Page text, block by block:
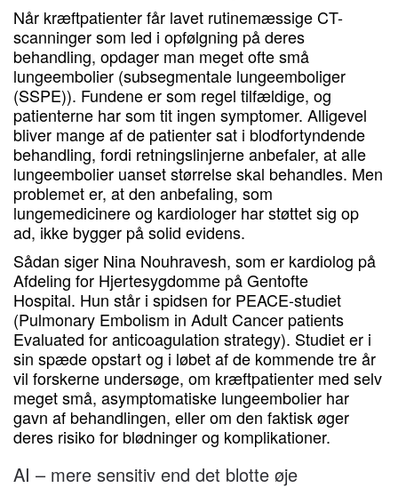
Når kræftpatienter får lavet rutinemæssige CT-
scanninger som led i opfølgning på deres
behandling, opdager man meget ofte små
lungeembolier (subsegmentale lungeemboliger
(SSPE)). Fundene er som regel tilfældige, og
patienterne har som tit ingen symptomer. Alligevel
bliver mange af de patienter sat i blodfortyndende
behandling, fordi retningslinjerne anbefaler, at alle
lungeembolier uanset størrelse skal behandles. Men
problemet er, at den anbefaling, som
lungemedicinere og kardiologer har støttet sig op
ad, ikke bygger på solid evidens.
Sådan siger Nina Nouhravesh, som er kardiolog på
Afdeling for Hjertesygdomme på Gentofte
Hospital. Hun står i spidsen for PEACE-studiet
(Pulmonary Embolism in Adult Cancer patients
Evaluated for anticoagulation strategy). Studiet er i
sin spæde opstart og i løbet af de kommende tre år
vil forskerne undersøge, om kræftpatienter med selv
meget små, asymptomatiske lungeembolier har
gavn af behandlingen, eller om den faktisk øger
deres risiko for blødninger og komplikationer.
AI – mere sensitiv end det blotte øje